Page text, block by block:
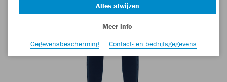
Alles afwijzen
Meer info
Gegevensbescherming
Contact- en bedrijfsgegevens